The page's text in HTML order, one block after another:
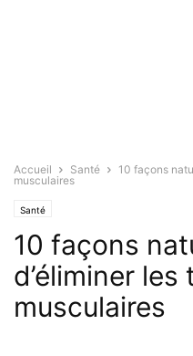
Accueil Santé
10 façons
musculaires
Santé
10 façons
d’éliminer
musculaires